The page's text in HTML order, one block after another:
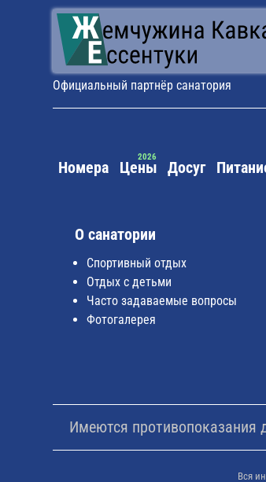
Поездом:до ж/д вокзала г.
такси №12а до остановки
Официальный партнёр санатория
Номера Цены Досуг
О санатории
Спортивный отдых
Отдых с детьми
Часто задаваемые вопросы
Фотогалерея
Имеются противопоказания
Вся